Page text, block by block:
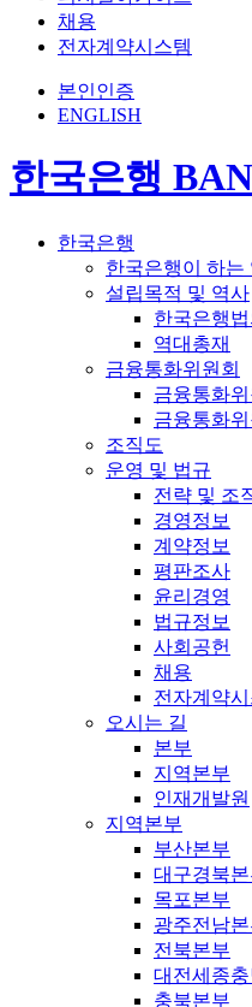
채용
전자계약시스템
본인인증
ENGLISH
한국은행
한국은행
한국은행이 하는
설립목적 및 역사
한국은행법
역대총재
금융통화위원회
금융통화위
금융통화
조직도
운영 및 법규
전략 및 조
경영정보
계약정보
평판조사
윤리경영
법규정보
사회공헌
채용
전자계약
오시는 길
본부
지역본부
인재개발원
지역본부
부산본부
대구경북본
목포본부
광주전남
전북본부
대전세종
충북본부